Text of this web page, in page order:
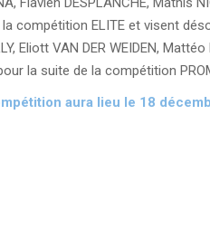
compétition ELITE et visent
Eliott VAN DER WEIDEN,
la suite de la compétition
aura lieu le 18